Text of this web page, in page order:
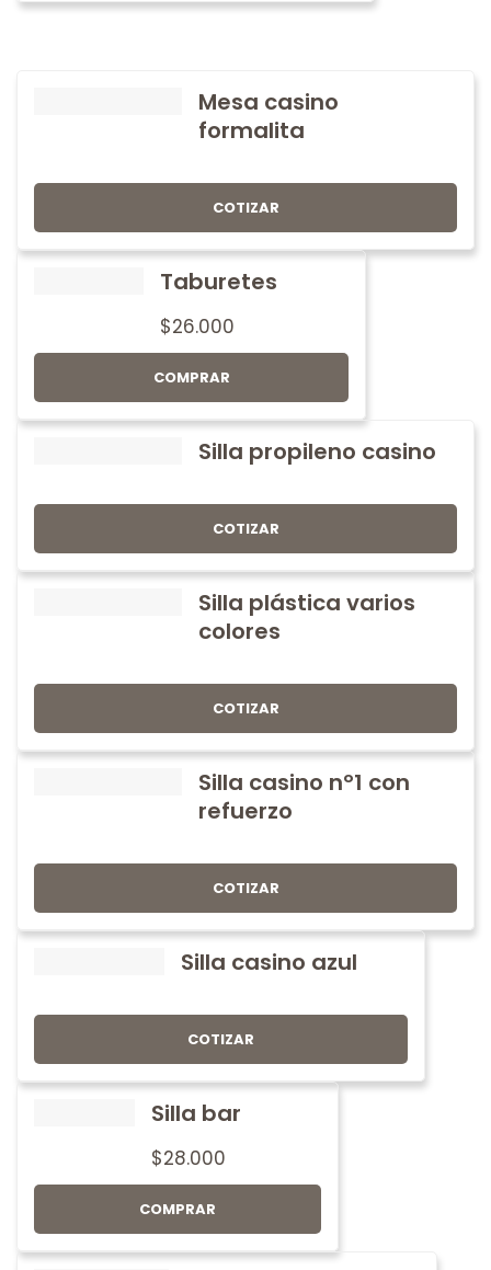
Mesa casino
formalita
COTIZAR
Taburetes
$26.000
COMPRAR
Silla propileno casino
COTIZAR
Silla plástica varios
colores
COTIZAR
Silla casino nº1 con
refuerzo
COTIZAR
Silla casino azul
COTIZAR
Silla bar
$28.000
COMPRAR